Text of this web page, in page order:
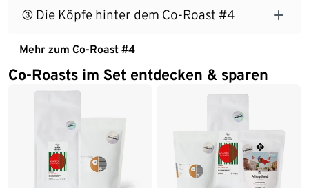
③ Die Köpfe hinter dem Co-Roast #4
Mehr zum Co-Roast #4
Co-Roasts im Set entdecken & sparen